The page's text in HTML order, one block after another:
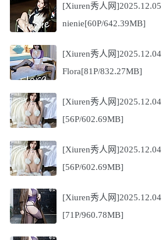
[Xiuren秀人网
nienie[60P/642.39MB]
[Xiuren秀人网]2025.12.04
Flora[81P/832.27MB]
[Xiuren秀人网
[56P/602.69MB]
[Xiuren秀人网
[56P/602.69MB]
[Xiuren秀人网
[71P/960.78MB]